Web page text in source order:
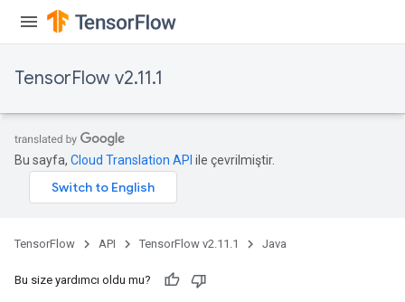
TensorFlow v2.11.1
Bu sayfa, Cloud Translation API ile çevrilmiştir.
TensorFlow API TensorFlow v2.11.1 Java
Bu size yardımcı oldu mu?